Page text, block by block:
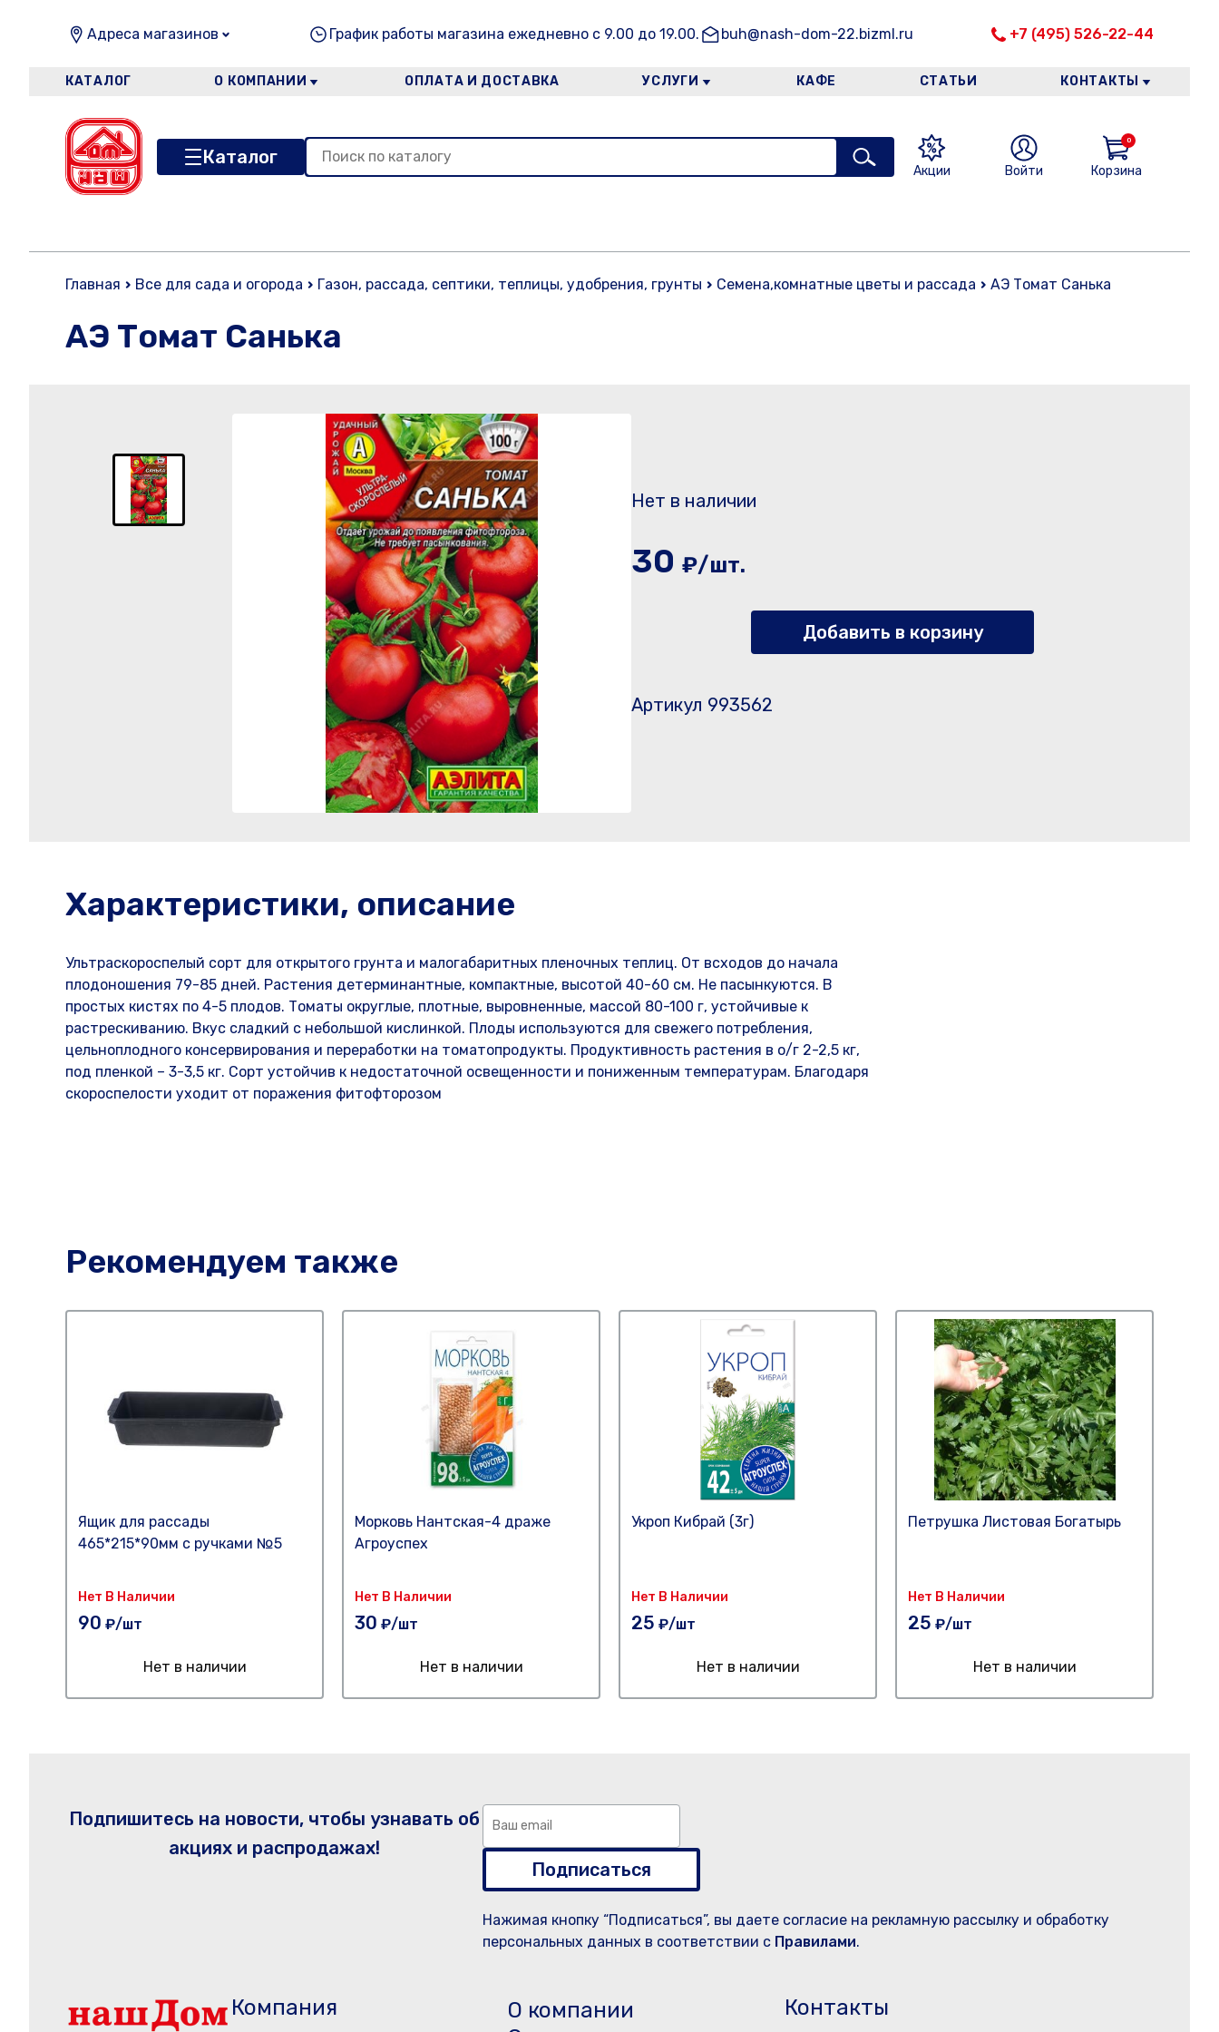
Адреса магазинов График работы магазина ежедневно с 9.00 до 19.00. buh@nash-dom-22.bizml.ru +7 (495) 526-22-44
КАТАЛОГ О КОМПАНИИ ОПЛАТА И ДОСТАВКА УСЛУГИ КАФЕ СТАТЬИ КОНТАКТЫ
Каталог
Акции Войти Корзина
0
Главная Все для сада и огорода Газон, рассада, септики, теплицы, удобрения, грунты Семена,комнатные цветы и рассада АЭ Томат Санька
АЭ Томат Санька
Нет в наличии
30 ₽/шт.
Добавить в корзину
Артикул 993562
Характеристики, описание
Ультраскороспелый сорт для открытого грунта и малогабаритных пленочных теплиц. От всходов до начала
плодоношения 79-85 дней. Растения детерминантные, компактные, высотой 40-60 см. Не пасынкуются. В
простых кистях по 4-5 плодов. Томаты округлые, плотные, выровненные, массой 80-100 г, устойчивые к
растрескиванию. Вкус сладкий с небольшой кислинкой. Плоды используются для свежего потребления,
цельноплодного консервирования и переработки на томатопродукты. Продуктивность растения в о/г 2-2,5 кг,
под пленкой – 3-3,5 кг. Сорт устойчив к недостаточной освещенности и пониженным температурам. Благодаря
скороспелости уходит от поражения фитофторозом
Рекомендуем также
Ящик для рассады
465*215*90мм с ручками №5
Нет В Наличии
90 ₽/шт
Нет в наличии
Морковь Нантская-4 драже
Агроуспех
Нет В Наличии
30 ₽/шт
Нет в наличии
Укроп Кибрай (3г)
Нет В Наличии
25 ₽/шт
Нет в наличии
Петрушка Листовая Богатырь
Нет В Наличии
25 ₽/шт
Нет в наличии
Подпишитесь на новости, чтобы узнавать об
акциях и распродажах!
Подписаться
Нажимая кнопку “Подписаться”, вы даете согласие на рекламную рассылку и обработку
персональных данных в соответствии с Правилами.
Компания
О компании
Контакты